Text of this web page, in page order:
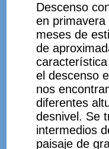
Descenso
en
meses de
de
el descenso
nos
diferentes
desnivel. Se
intermedios
paisaje de